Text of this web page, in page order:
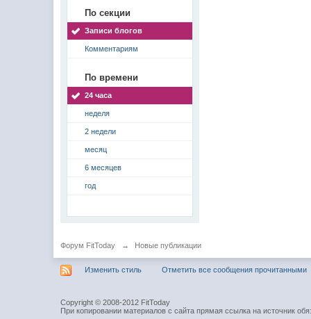
По секции
Записи блогов
Комментариям
По времени
24 часа
неделя
2 недели
месяц
6 месяцев
год
Форум FitToday → Новые публикации
Изменить стиль Отметить все сообщения прочитанными
Copyright © 2008-2012 FitToday
При копировании материалов с сайта прямая ссылка на источник